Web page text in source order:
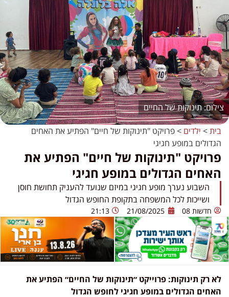
תינוקות של החיים
בית> ילדים >פרויקט "תינוקות של חיים" הפתיע את האחים
הגדולים במופע חגיגי
פרויקט "תינוקות של חיים" הפתיע את
האחים הגדולים במופע חגיגי
השבוע נערך מופע חגיגי במיזם שנועד להעניק תחושת חוסן
ושייכות לכל המשפחה בתקופת החופש הגדול
חדשות 08 21/08/2025
21:13
לא רק תינוקות: פרוייקט ״תינוקות של החיים״ הפתיע את
האחים הגדולים במופע חגיגי לחופש הגדול